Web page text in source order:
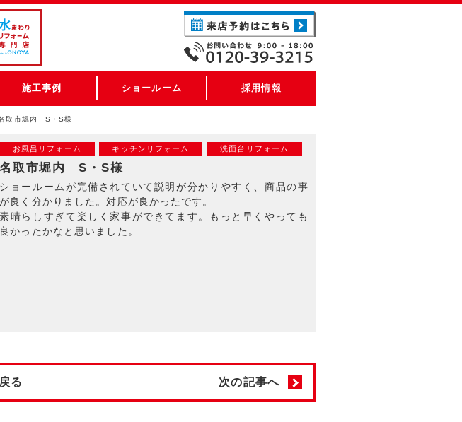
施工事例 ショールーム 採用情報
取市堀内 S・S様
お風呂リフォーム キッチンリフォーム 洗面台リフォーム
名取市堀内 S・S様
ショールームが完備されていて説明が分かりやすく、商品の事
が良く分かりました。対応が良かったです。
素晴らしすぎて楽しく家事ができてます。もっと早くやっても
良かったかなと思いました。
る 次の記事へ